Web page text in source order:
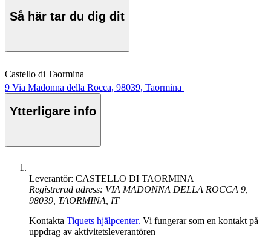
Så här tar du dig dit
Castello di Taormina
9 Via Madonna della Rocca, 98039, Taormina
Ytterligare info
Leverantör: CASTELLO DI TAORMINA
Registrerad adress: VIA MADONNA DELLA ROCCA 9,
98039, TAORMINA, IT
Kontakta Tiquets hjälpcenter. Vi fungerar som en kontakt på
uppdrag av aktivitetsleverantören